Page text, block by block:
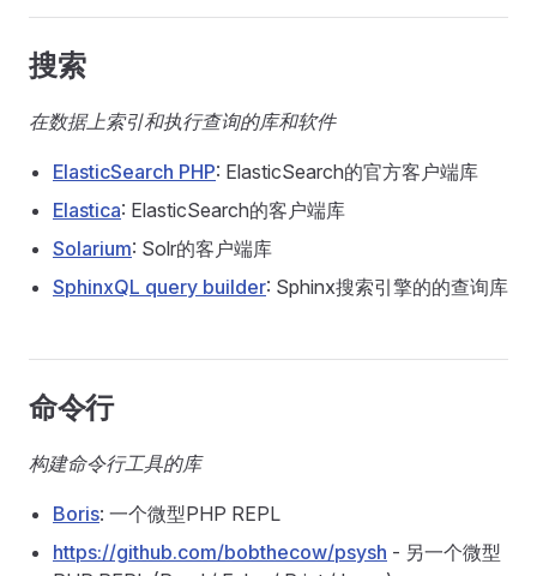
搜索
在数据上索引和执行查询的库和软件
ElasticSearch PHP: ElasticSearch的官方客户端库
Elastica: ElasticSearch的客户端库
Solarium: Solr的客户端库
SphinxQL query builder: Sphinx搜索引擎的的查询库
命令行
构建命令行工具的库
Boris: 一个微型PHP REPL
https://github.com/bobthecow/psysh - 另一个微型